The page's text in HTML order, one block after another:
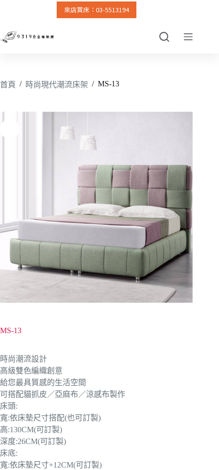
主
來店賞床：03-5513194
首頁 / 時尚現代潮流床架 / MS-13
MS-13
時尚潮流設計
高級雙色編織創意
給您最具質感的生活空間
可搭配貓抓皮／亞麻布／涼感布製作
床頭:
寬:依床墊尺寸搭配(也可訂製)
高:130CM(可訂製)
深度:26CM(可訂製)
床底:
寬:依床墊尺寸+12CM(可訂製)